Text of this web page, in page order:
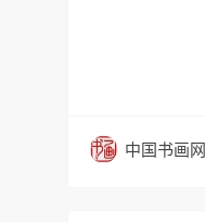
中国书画网